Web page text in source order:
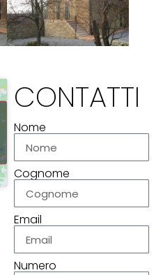
CONTATTI
Nome
Cognome
Email
Numero